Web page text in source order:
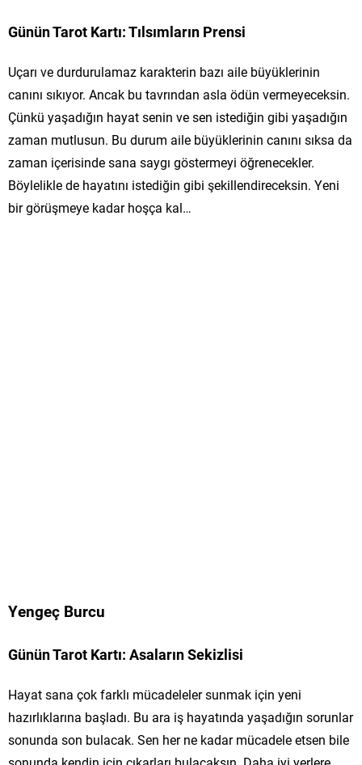
Günün Tarot Kartı: Tılsımların Prensi
Uçarı ve durdurulamaz karakterin bazı aile büyüklerinin
canını sıkıyor. Ancak bu tavrından asla ödün vermeyeceksin.
Çünkü yaşadığın hayat senin ve sen istediğin gibi yaşadığın
zaman mutlusun. Bu durum aile büyüklerinin canını sıksa da
zaman içerisinde sana saygı göstermeyi öğrenecekler.
Böylelikle de hayatını istediğin gibi şekillendireceksin. Yeni
bir görüşmeye kadar hoşça kal…
Yengeç Burcu
Günün Tarot Kartı: Asaların Sekizlisi
Hayat sana çok farklı mücadeleler sunmak için yeni
hazırlıklarına başladı. Bu ara iş hayatında yaşadığın sorunlar
sonunda son bulacak. Sen her ne kadar mücadele etsen bile